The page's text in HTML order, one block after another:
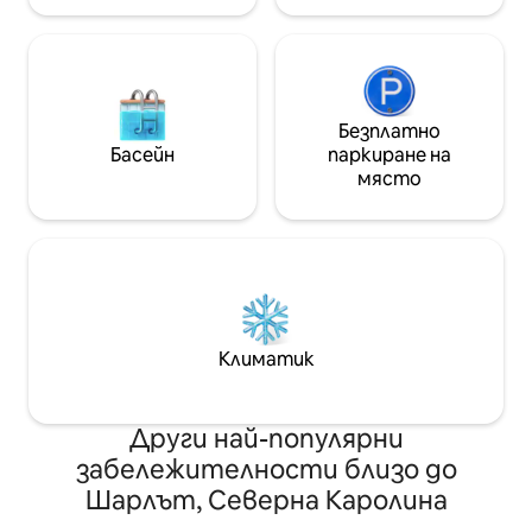
Басейн
Безплатно
паркиране на
място
Климатик
Други най-популярни
забележителности близо до
Шарлът, Северна Каролина